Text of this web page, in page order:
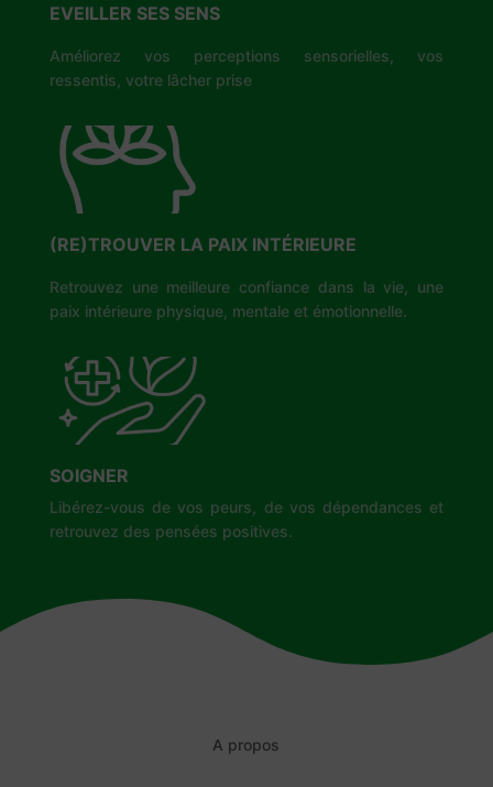
EVEILLER SES SENS
Améliorez vos perceptions sensorielles, vos
ressentis, votre lâcher prise
(RE)TROUVER LA PAIX INTÉRIEURE
Retrouvez une meilleure confiance dans la vie, une
paix intérieure physique, mentale et émotionnelle.
SOIGNER
Libérez-vous de vos peurs, de vos dépendances et
retrouvez des pensées positives.
A propos